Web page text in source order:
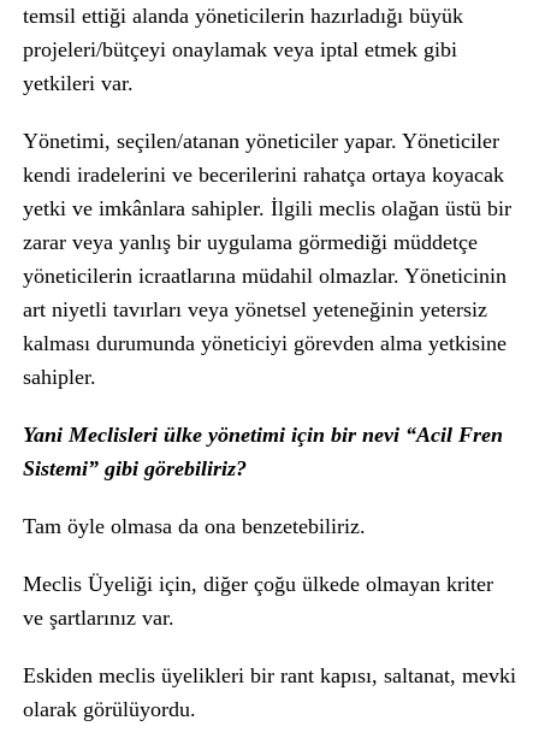
temsil ettiği alanda yöneticilerin hazırladığı büyük
projeleri/bütçeyi onaylamak veya iptal etmek gibi
yetkileri var.
Yönetimi, seçilen/atanan yöneticiler yapar. Yöneticiler
kendi iradelerini ve becerilerini rahatça ortaya koyacak
yetki ve imkânlara sahipler. İlgili meclis olağan üstü bir
zarar veya yanlış bir uygulama görmediği müddetçe
yöneticilerin icraatlarına müdahil olmazlar. Yöneticinin
art niyetli tavırları veya yönetsel yeteneğinin yetersiz
kalması durumunda yöneticiyi görevden alma yetkisine
sahipler.
Yani Meclisleri ülke yönetimi için bir nevi “Acil Fren
Sistemi” gibi görebiliriz?
Tam öyle olmasa da ona benzetebiliriz.
Meclis Üyeliği için, diğer çoğu ülkede olmayan kriter
ve şartlarınız var.
Eskiden meclis üyelikleri bir rant kapısı, saltanat, mevki
olarak görülüyordu.